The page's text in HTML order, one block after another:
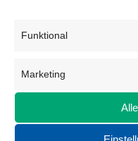
Funktional
Marketing